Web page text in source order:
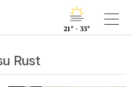
21° - 33°
Rust